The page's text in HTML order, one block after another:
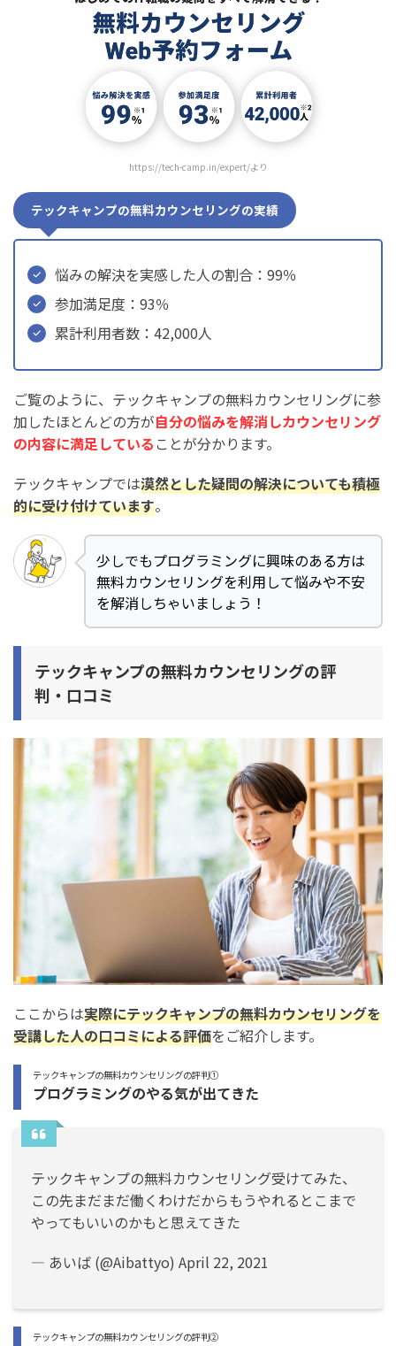
https://tech-camp.in/expert/より
テックキャンプの無料カウンセリングの実績
悩みの解決を実感した人の割合：99％
参加満足度：93％
累計利用者数：42,000人
ご覧のように、テックキャンプの無料カウンセリングに参
加したほとんどの方が自分の悩みを解消しカウンセリング
の内容に満足している ことが分かります。
テックキャンプでは漠然とした疑問の解決についても積極
的に受け付けています。
少しでもプログラミングに興味のある方は
無料カウンセリングを利用して悩みや不安
を解消しちゃいましょう！
テックキャンプの無料カウンセリングの評
判・口コミ
ここからは実際にテックキャンプの無料カウンセリングを
受講した人の口コミによる評価をご紹介します。
テックキャンプの無料カウンセリングの評判①
プログラミングのやる気が出てきた
テックキャンプの無料カウンセリング受けてみた、
この先まだまだ働くわけだからもうやれるとこまで
やってもいいのかもと思えてきた
— あいば (@Aibattyo) April 22, 2021
テックキャンプの無料カウンセリングの評判②